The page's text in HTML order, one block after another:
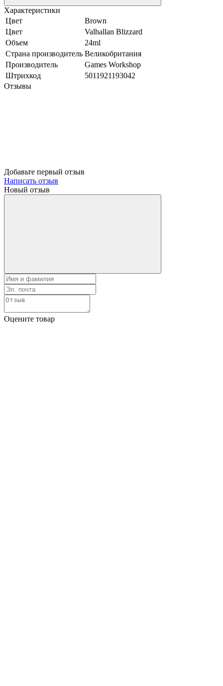
Характеристики
Цвет
Brown
Цвет
Valhallan Blizzard
Объем
24ml
Страна производитель Великобритания
Производитель
Games Workshop
Штрихкод
5011921193042
Отзывы
Добавьте первый отзыв
Написать отзыв
Новый отзыв
Оцените товар